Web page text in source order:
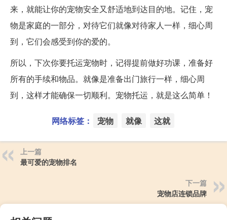
来，就能让你的宠物安全又舒适地到达目的地。记住，宠
物是家庭的一部分，对待它们就像对待家人一样，细心周
到，它们会感受到你的爱的。
所以，下次你要托运宠物时，记得提前做好功课，准备好
所有的手续和物品。就像是准备出门旅行一样，细心周
到，这样才能确保一切顺利。宠物托运，就是这么简单！
网络标签： 宠物 就像 这就
上一篇
最可爱的宠物排名
下一篇
宠物店连锁品牌